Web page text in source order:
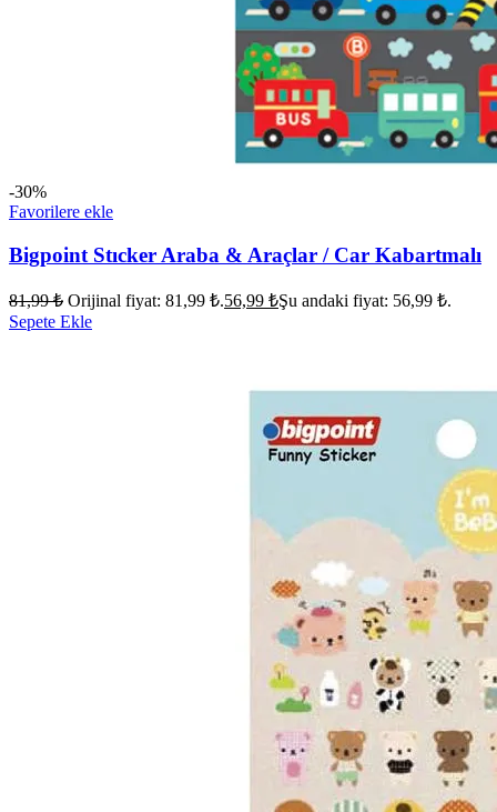
-30%
Favorilere ekle
Bigpoint Stıcker Araba & Araçlar / Car Kabartmalı
81,99₺ Orijinal fiyat: 81,99 ₺.56,99 ₺Şu andaki fiyat: 56,99 ₺.
Sepete Ekle